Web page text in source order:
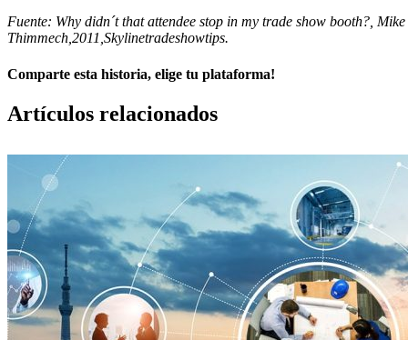
Fuente: Why didn´t that attendee stop in my trade show booth?, Mike
Thimmech,2011,Skylinetradeshowtips.
Comparte esta historia, elige tu plataforma!
Facebook
X
LinkedIn
Correo
electrónico
Artículos relacionados